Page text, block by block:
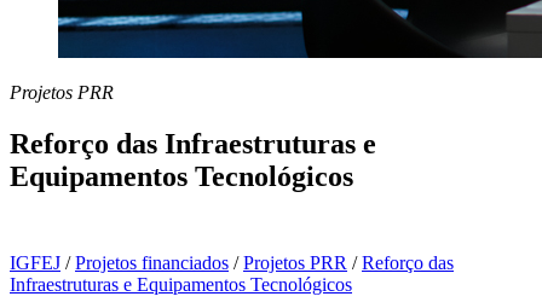
Projetos PRR
Reforço das Infraestruturas e
Equipamentos Tecnológicos
IGFEJ /Projetos financiados /Projetos PRR /Reforço das
Infraestruturas e Equipamentos Tecnológicos